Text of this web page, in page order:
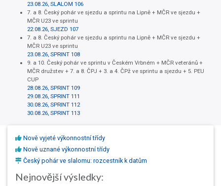
23.08.26, SLALOM 106
7. a 8. Český pohár ve sjezdu a sprintu na Lipně + MČR ve sjezdu +
MČR U23 ve sprintu
22.08.26, SJEZD 107
7. a 8. Český pohár ve sjezdu a sprintu na Lipně + MČR ve sjezdu +
MČR U23 ve sprintu
23.08.26, SPRINT 108
9. a 10. Český pohár ve sprintu v Českém Vrbném + MČR veteránů +
MČR družstev + 7. a 8. ČPJ + 3. a 4. ČPž ve sprintu a sjezdu + 5. PEU
CUP
28.08.26, SPRINT 109
29.08.26, SPRINT 111
30.08.26, SPRINT 112
30.08.26, SPRINT 113
Nově vyjeté výkonnostní třídy
Nově uznané výkonnostní třídy
Český pohár ve slalomu: rozcestník k datům
Nejnovější výsledky: